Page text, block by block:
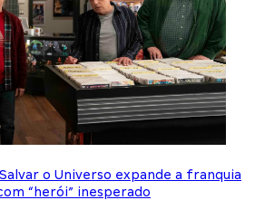
o Universo expande a franquia
“herói” inesperado